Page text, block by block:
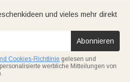
und vieles mehr direkt
Abonnieren
Cookies-Richtlinie gelesen und
werbliche Mitteilungen von